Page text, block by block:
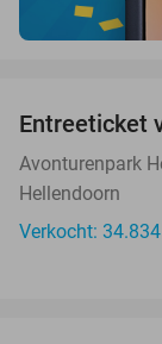
Entreeticket
Avonturenpark
Hellendoorn
Verkocht: 34.834